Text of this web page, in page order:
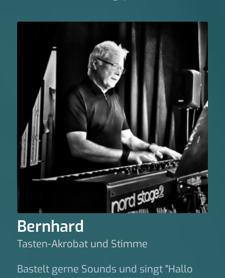
Bernhard
Tasten-Akrobat und Stimme
Bastelt gerne Sounds und singt "Hallo